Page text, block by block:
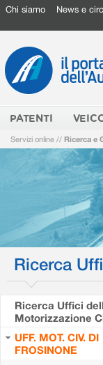
Chi siamo News e
PATENTI
Servizi online // Ricerca e
Ricerca
Ricerca Uffici
Motorizzazione
UFF. MOT. CIV. DI
FROSINONE